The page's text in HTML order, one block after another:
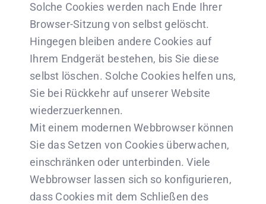
Solche Cookies werden nach Ende Ihrer
Browser-Sitzung von selbst gelöscht.
Hingegen bleiben andere Cookies auf
Ihrem Endgerät bestehen, bis Sie diese
selbst löschen. Solche Cookies helfen uns,
Sie bei Rückkehr auf unserer Website
wiederzuerkennen.
Mit einem modernen Webbrowser können
Sie das Setzen von Cookies überwachen,
einschränken oder unterbinden. Viele
Webbrowser lassen sich so konfigurieren,
dass Cookies mit dem Schließen des